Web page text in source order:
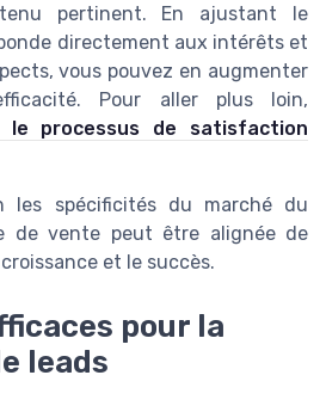
pertinent. En ajustant le
directement aux intérêts et
vous pouvez en augmenter
Pour aller plus loin,
le processus de satisfaction
les spécificités du marché du
de vente peut être alignée de
et le succès.
pour la
leads